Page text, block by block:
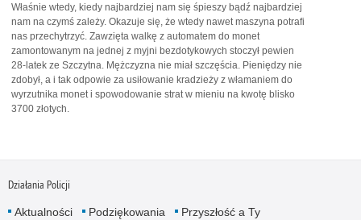
Właśnie wtedy, kiedy najbardziej nam się śpieszy bądź najbardziej
nam na czymś zależy. Okazuje się, że wtedy nawet maszyna potrafi
nas przechytrzyć. Zawzięta walkę z automatem do monet
zamontowanym na jednej z myjni bezdotykowych stoczył pewien
28-latek ze Szczytna. Mężczyzna nie miał szczęścia. Pieniędzy nie
zdobył, a i tak odpowie za usiłowanie kradzieży z włamaniem do
wyrzutnika monet i spowodowanie strat w mieniu na kwotę blisko
3700 złotych.
Działania Policji
Aktualności Podziękowania
Przyszłość a Ty